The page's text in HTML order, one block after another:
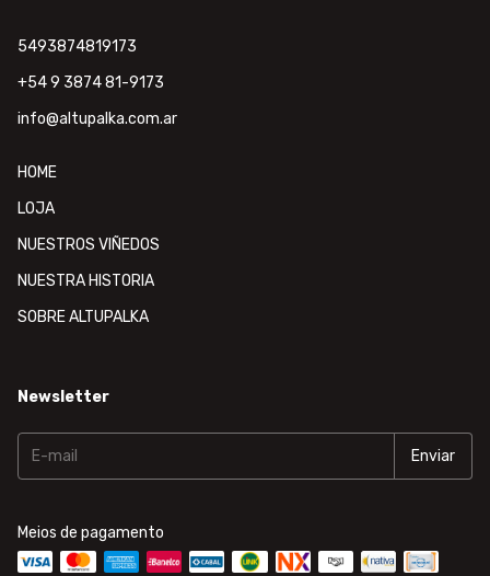
5493874819173
+54 9 3874 81-9173
info@altupalka.com.ar
HOME
LOJA
NUESTROS VIÑEDOS
NUESTRA HISTORIA
SOBRE ALTUPALKA
Newsletter
Meios de pagamento